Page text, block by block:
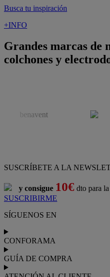
Busca tu inspiración
+INFO
Grandes marcas de
colchones y
SUSCRÍBETE A LA
y consigue 10€ dto para
SUSCRIBIRME
SÍGUENOS EN
CONFORAMA
GUÍA DE COMPRA